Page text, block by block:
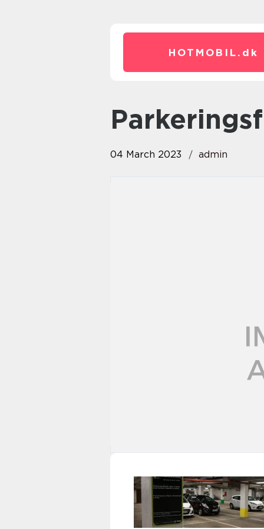
HOTMOBIL. dk
04 March 2023 admin